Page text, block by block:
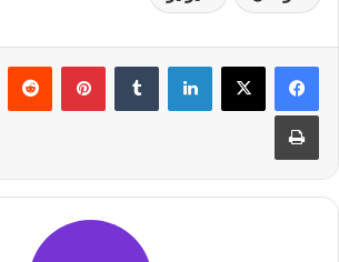
لينكدإن بينتيريست
طباعة